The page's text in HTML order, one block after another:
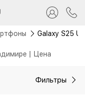
Galaxy S25
| Цена
Фильтры